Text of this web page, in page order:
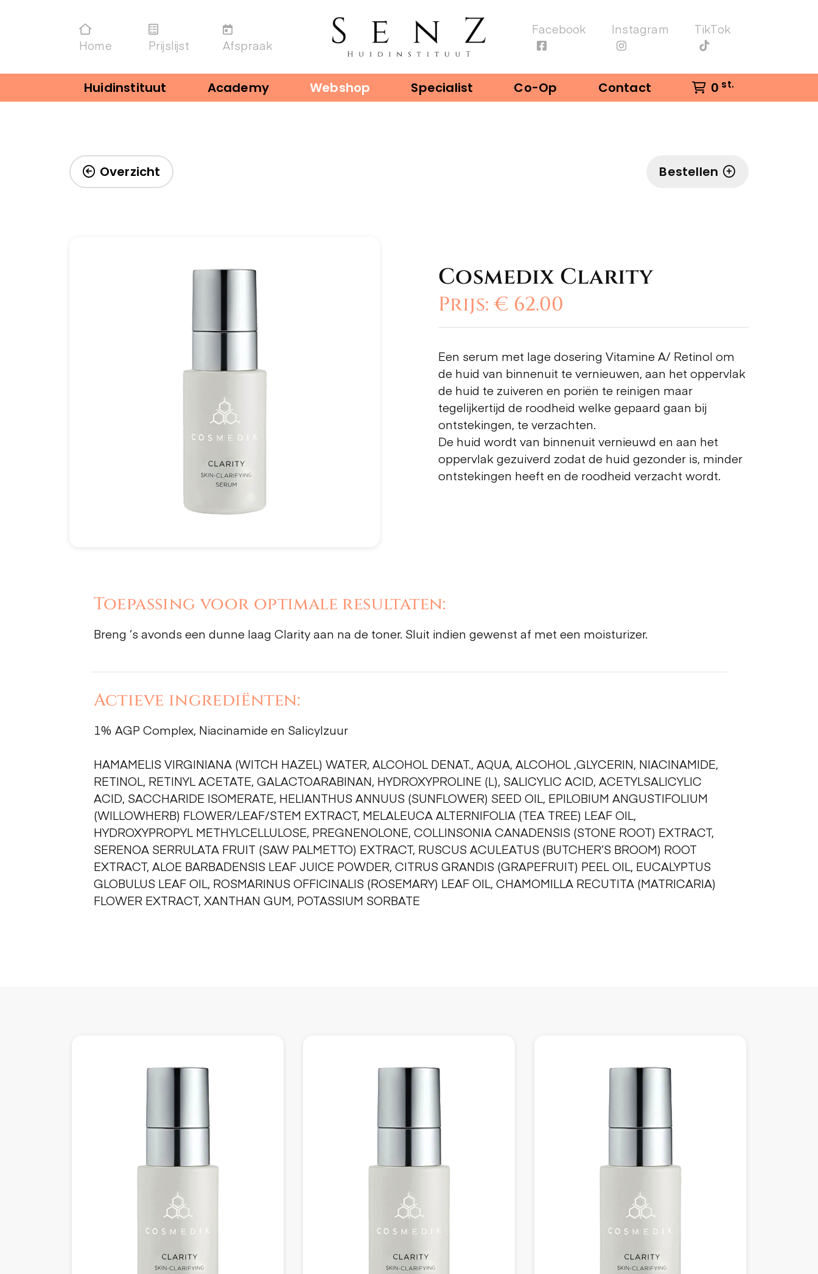
Home Prijslijst Afspraak
Facebook Instagram TikTok
Huidinstituut Academy Webshop Specialist Co-Op Contact 0 st.
Overzicht Bestellen
Cosmedix Clarity
Prijs: € 62.00
Een serum met lage dosering Vitamine A/ Retinol om
de huid van binnenuit te vernieuwen, aan het oppervlak
de huid te zuiveren en poriën te reinigen maar
tegelijkertijd de roodheid welke gepaard gaan bij
ontstekingen, te verzachten.
De huid wordt van binnenuit vernieuwd en aan het
oppervlak gezuiverd zodat de huid gezonder is, minder
ontstekingen heeft en de roodheid verzacht wordt.
Toepassing voor optimale resultaten:
Breng ’s avonds een dunne laag Clarity aan na de toner. Sluit indien gewenst af met een moisturizer.
Actieve ingrediënten:
1% AGP Complex, Niacinamide en Salicylzuur
HAMAMELIS VIRGINIANA (WITCH HAZEL) WATER, ALCOHOL DENAT., AQUA, ALCOHOL ,GLYCERIN, NIACINAMIDE,
RETINOL, RETINYL ACETATE, GALACTOARABINAN, HYDROXYPROLINE (L), SALICYLIC ACID, ACETYLSALICYLIC
ACID, SACCHARIDE ISOMERATE, HELIANTHUS ANNUUS (SUNFLOWER) SEED OIL, EPILOBIUM ANGUSTIFOLIUM
(WILLOWHERB) FLOWER/LEAF/STEM EXTRACT, MELALEUCA ALTERNIFOLIA (TEA TREE) LEAF OIL,
HYDROXYPROPYL METHYLCELLULOSE, PREGNENOLONE, COLLINSONIA CANADENSIS (STONE ROOT) EXTRACT,
SERENOA SERRULATA FRUIT (SAW PALMETTO) EXTRACT, RUSCUS ACULEATUS (BUTCHER’S BROOM) ROOT
EXTRACT, ALOE BARBADENSIS LEAF JUICE POWDER, CITRUS GRANDIS (GRAPEFRUIT) PEEL OIL, EUCALYPTUS
GLOBULUS LEAF OIL, ROSMARINUS OFFICINALIS (ROSEMARY) LEAF OIL, CHAMOMILLA RECUTITA (MATRICARIA)
FLOWER EXTRACT, XANTHAN GUM, POTASSIUM SORBATE